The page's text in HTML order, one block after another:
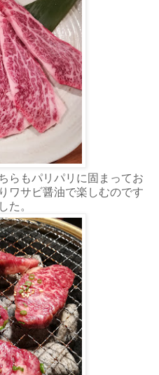
らもパリパリに固まってお
ワサビ醤油で楽しむのです
た。